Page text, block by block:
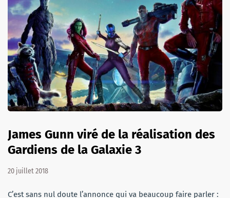
James Gunn viré de la réalisation des
Gardiens de la Galaxie 3
20 juillet 2018
C’est sans nul doute l’annonce qui va beaucoup faire parler :